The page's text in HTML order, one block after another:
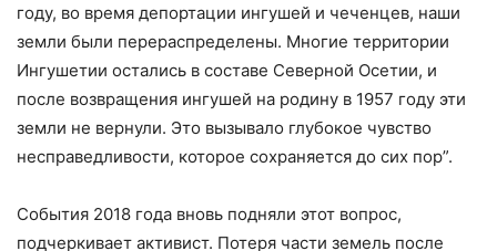
году, во время депортации ингушей и чеченцев, наши
земли были перераспределены. Многие территории
Ингушетии остались в составе Северной Осетии, и
после возвращения ингушей на родину в 1957 году эти
земли не вернули. Это вызывало глубокое чувство
несправедливости, которое сохраняется до сих пор”.
События 2018 года вновь подняли этот вопрос,
подчеркивает активист. Потеря части земель после